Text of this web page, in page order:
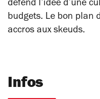
défend l’idée d’une
budgets. Le bon plan
accros aux skeuds.
Infos